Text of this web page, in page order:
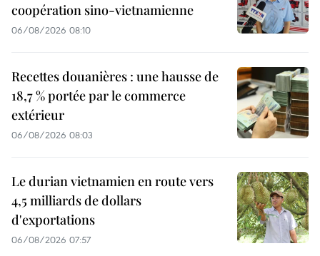
coopération sino-vietnamienne
06/08/2026 08:10
Recettes douanières : une hausse de
18,7 % portée par le commerce
extérieur
06/08/2026 08:03
Le durian vietnamien en route vers
4,5 milliards de dollars
d'exportations
06/08/2026 07:57